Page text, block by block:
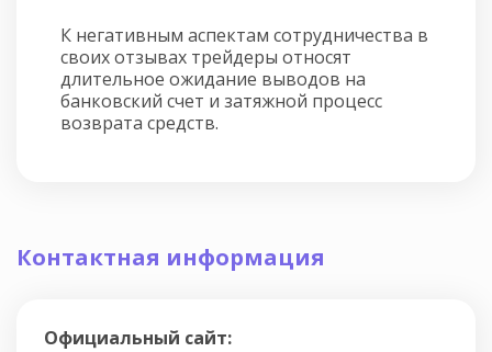
К негативным аспектам сотрудничества в
своих отзывах трейдеры относят
длительное ожидание выводов на
банковский счет и затяжной процесс
возврата средств.
Контактная информация
Официальный сайт: